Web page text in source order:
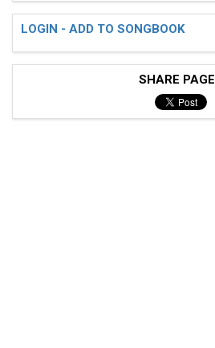
LOGIN - ADD TO SONGBOOK
SHARE PAGE